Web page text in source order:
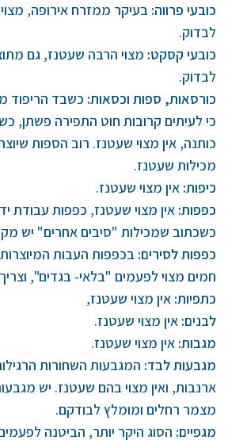
כובעי פרווה: בעיקר ממזרח אירופה,
לבדוק.
כובעי קסקט: מצוי הרבה שעטנז, גם
לבדוק.
כורסאות, ספות וכסאות: כשבד הריפוד
כי לעיתים קרובות חוט התפירה פשתן,
מכילות שעטנז.
כיפות: אין מצוי שעטנז.
כפפות: אין מצוי שעטנז, כפפות עבודת יד
כשכתוב שמכילות "סיבים אחרים" יש
כפפות לסירים: בכפפות העבות
חמים מצוי לפעמים "בלאי- בגדים",
כתפיות: אין מצוי שעטנז,
לבנים: אין מצוי שעטנז.
מגבות: אין מצוי שעטנז.
מגבעות לבד: המגבעות השחורות
ארנבות, ואין מצוי בהם שעטנז. יש
מצמר רחלים ומומלץ לבודקם.
מגפיים: הסוג היקר יותר, הביטנה